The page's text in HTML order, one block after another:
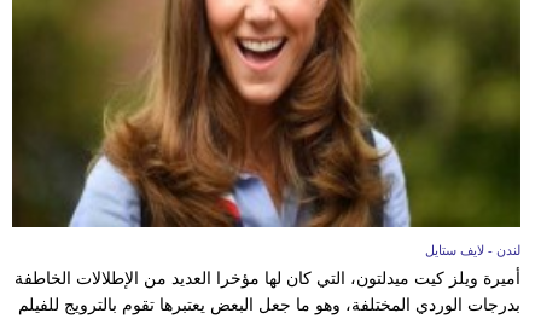
لندن - لايف ستايل
أميرة ويلز كيت ميدلتون، التي كان لها مؤخرا العديد من الإطلالات الخاطفة
بدرجات الوردي المختلفة، وهو ما جعل البعض يعتبرها تقوم بالترويج للفيلم